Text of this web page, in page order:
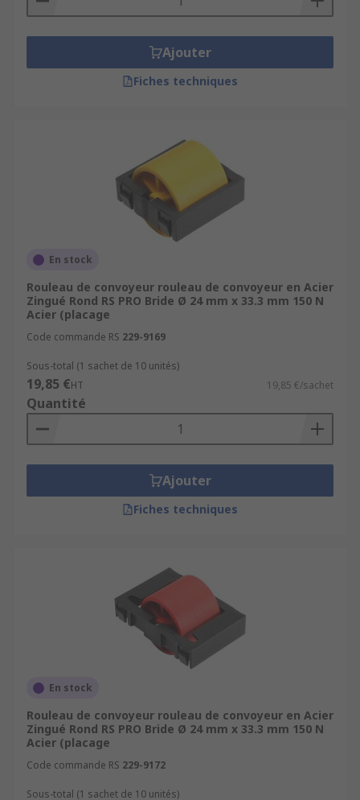
Ajouter
Fiches techniques
En stock
Rouleau de convoyeur rouleau de convoyeur en Acier
Zingué Rond RS PRO Bride Ø 24 mm x 33.3 mm 150 N
Acier (placage
Code commande RS 229-9169
Sous-total (1 sachet de 10 unités)
19,85 €HT 19,85 €/sachet
Quantité
Ajouter
Fiches techniques
En stock
Rouleau de convoyeur rouleau de convoyeur en Acier
Zingué Rond RS PRO Bride Ø 24 mm x 33.3 mm 150 N
Acier (placage
Code commande RS 229-9172
Sous-total (1 sachet de 10 unités)